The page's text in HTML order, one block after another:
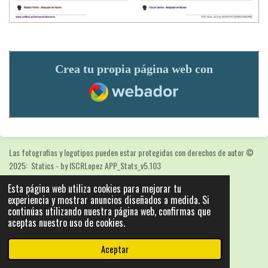
Esta página web utiliza cookies para mejorar tu
experiencia y mostrar anuncios diseñados a medida. Si
continúas utilizando nuestra página web, confirmas que
aceptas nuestro uso de cookies.
Aceptar
Crea tu propia página web con
Webador
Las fotografias y logotipos pueden estar protegidas con derechos de autor©
2025: Statics - by ISCRLopez APP_Stats_v5.103